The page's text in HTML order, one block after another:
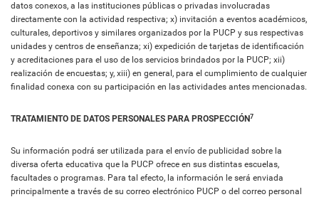
datos conexos, a las instituciones públicas o privadas involucradas
directamente con la actividad respectiva; x) invitación a eventos académicos,
culturales, deportivos y similares organizados por la PUCP y sus respectivas
unidades y centros de enseñanza; xi) expedición de tarjetas de identificación
y acreditaciones para el uso de los servicios brindados por la PUCP; xii)
realización de encuestas; y, xiii) en general, para el cumplimiento de cualquier
finalidad conexa con su participación en las actividades antes mencionadas.
TRATAMIENTO DE DATOS PERSONALES PARA PROSPECCIÓN 7
Su información podrá ser utilizada para el envío de publicidad sobre la
diversa oferta educativa que la PUCP ofrece en sus distintas escuelas,
facultades o programas. Para tal efecto, la información le será enviada
principalmente a través de su correo electrónico PUCP o del correo personal